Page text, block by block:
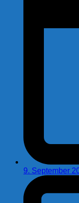
9. September